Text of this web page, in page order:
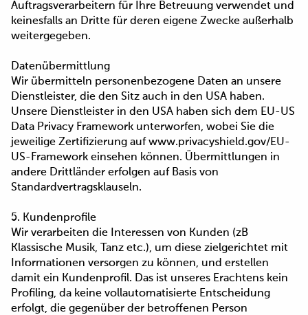
Auftragsverarbeitern für Ihre Betreuung verwendet und
keinesfalls an Dritte für deren eigene Zwecke außerhalb
weitergegeben.
Datenübermittlung
Wir übermitteln personenbezogene Daten an unsere
Dienstleister, die den Sitz auch in den USA haben.
Unsere Dienstleister in den USA haben sich dem EU-US
Data Privacy Framework unterworfen, wobei Sie die
jeweilige Zertifizierung auf www.privacyshield.gov/EU-
US-Framework einsehen können. Übermittlungen in
andere Drittländer erfolgen auf Basis von
Standardvertragsklauseln.
5. Kundenprofile
Wir verarbeiten die Interessen von Kunden (zB
Klassische Musik, Tanz etc.), um diese zielgerichtet mit
Informationen versorgen zu können, und erstellen
damit ein Kundenprofil. Das ist unseres Erachtens kein
Profiling, da keine vollautomatisierte Entscheidung
erfolgt, die gegenüber der betroffenen Person